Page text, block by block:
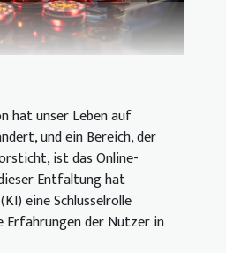
hat unser Leben auf
und ein Bereich, der
ist das Online-
Entfaltung hat
eine Schlüsselrolle
Erfahrungen der Nutzer in